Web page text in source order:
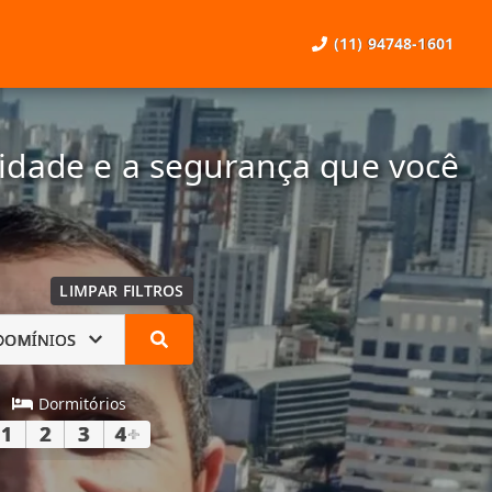
(11) 94748-1601
e a segurança que você
LIMPAR FILTROS
Dormitórios
1 2 3 4+